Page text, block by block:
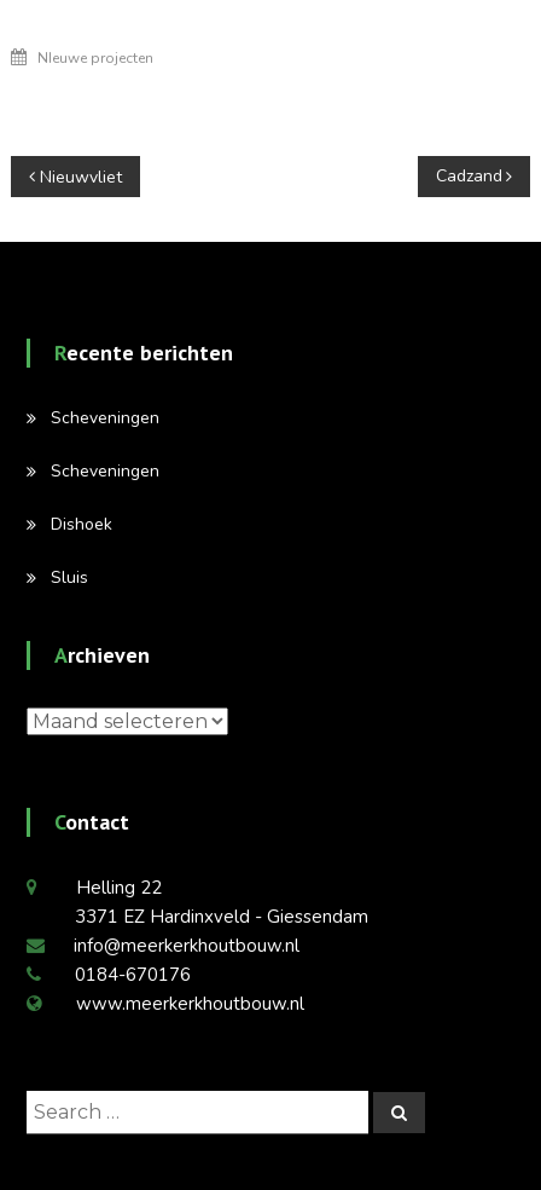
NIeuwe projecten
Berichtnavigatie
Nieuwvliet Cadzand
Recente berichten
Scheveningen
Scheveningen
Dishoek
Sluis
Archieven
Archieven
Contact
Helling 22
3371 EZ Hardinxveld - Giessendam
info@meerkerkhoutbouw.nl
0184-670176
www.meerkerkhoutbouw.nl
Search
for:
Search